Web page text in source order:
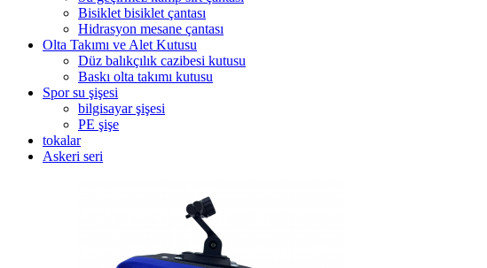
Bisiklet bisiklet çantası
Hidrasyon mesane çantası
Olta Takımı ve Alet Kutusu
Düz balıkçılık cazibesi kutusu
Baskı olta takımı kutusu
Spor su şişesi
bilgisayar şişesi
PE şişe
tokalar
Askeri seri